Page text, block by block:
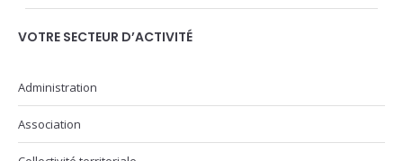
VOTRE SECTEUR D’ACTIVITÉ
Administration
Association